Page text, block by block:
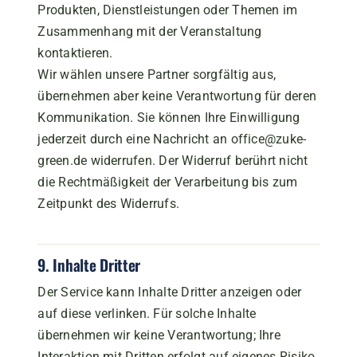
Produkten, Dienstleistungen oder Themen im
Zusammenhang mit der Veranstaltung
kontaktieren.
Wir wählen unsere Partner sorgfältig aus,
übernehmen aber keine Verantwortung für deren
Kommunikation. Sie können Ihre Einwilligung
jederzeit durch eine Nachricht an office@zuke-
green.de widerrufen. Der Widerruf berührt nicht
die Rechtmäßigkeit der Verarbeitung bis zum
Zeitpunkt des Widerrufs.
9. Inhalte Dritter
Der Service kann Inhalte Dritter anzeigen oder
auf diese verlinken. Für solche Inhalte
übernehmen wir keine Verantwortung; Ihre